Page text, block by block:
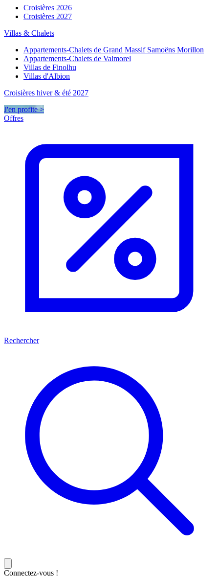
Croisières 2026
Croisières 2027
Villas & Chalets
Appartements-Chalets de Grand Massif Samoëns Morillon
Appartements-Chalets de Valmorel
Villas de Finolhu
Villas d'Albion
Croisières hiver & été 2027
J'en profite >
Offres
Rechercher
Connectez-vous !